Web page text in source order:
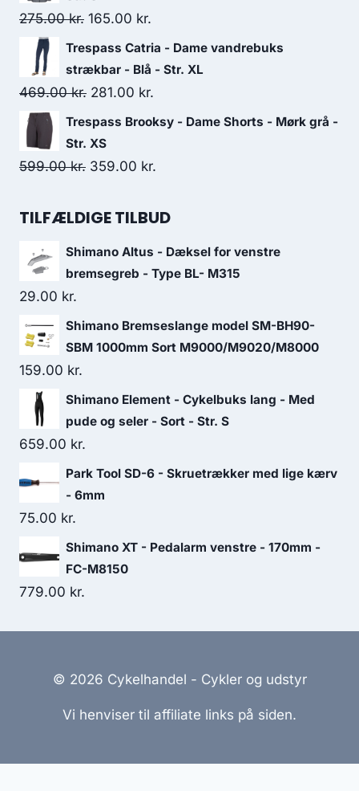
275.00 kr..
275.00kr. Original
price
was:
275.00 kr..
165.00 kr.
price
is:
Trespass Catria - Dame vandrebuks
strækbar - Blå - Str. XL
469.00kr. Original
price
was:
469.00 kr..
281.00 kr.
price
Trespass Brooksy - Dame Shorts - Mørk grå -
Str. XS
599.00kr. Original
was:
359.00 kr.
is:
TILFÆLDIGE TILBUD
Shimano Altus - Dæksel for venstre
bremsegreb - Type BL- M315
29.00 kr.
Shimano Bremseslange model SM-BH90-
SBM 1000mm Sort M9000/M9020/M8000
159.00 kr.
Shimano Element - Cykelbuks lang - Med
pude og seler - Sort - Str. S
659.00 kr.
Park Tool SD-6 - Skruetrækker med lige kærv
- 6mm
75.00 kr.
Shimano XT - Pedalarm venstre - 170mm -
FC-M8150
779.00 kr.
© 2026 Cykelhandel - Cykler og udstyr
Vi henviser til affiliate links på siden.